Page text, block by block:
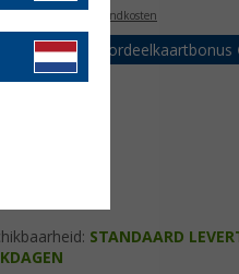
plus verzendkosten
tot 5% voordeelkaartbonus
STANDAARD